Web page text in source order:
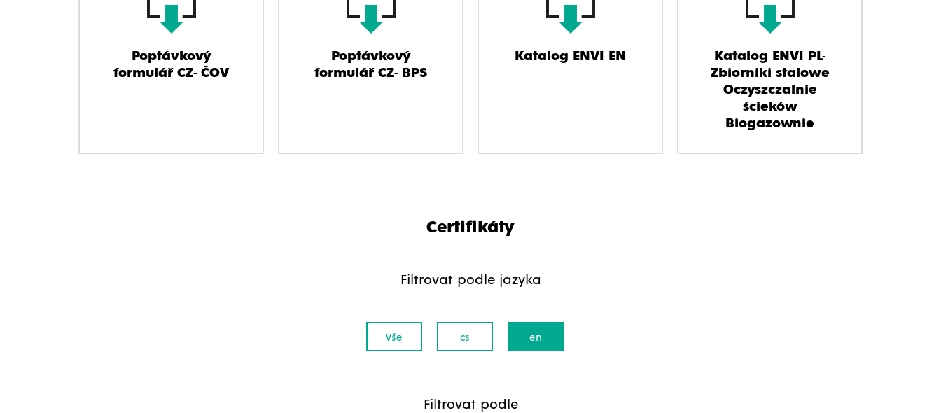
Poptávkový
formulář CZ- ČOV
Poptávkový
formulář CZ- BPS
Katalog ENVI EN
Katalog ENVI PL-
Zbiorniki stalowe
Oczyszczalnie
ścieków
Biogazownie
Certifikáty
Filtrovat podle jazyka
Vše cs en
Filtrovat podle